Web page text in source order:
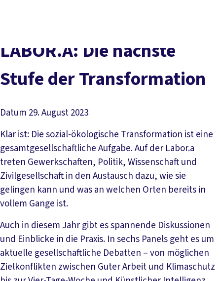
Service
Mitmachen
LABOR.A: Die nächste
Stufe der Transformation
Datum 29. August 2023
Klar ist: Die sozial-ökologische Transformation ist eine
gesamtgesellschaftliche Aufgabe. Auf der Labor.a
treten Gewerkschaften, Politik, Wissenschaft und
Zivilgesellschaft in den Austausch dazu, wie sie
gelingen kann und was an welchen Orten bereits in
vollem Gange ist.
Auch in diesem Jahr gibt es spannende Diskussionen
und Einblicke in die Praxis. In sechs Panels geht es um
aktuelle gesellschaftliche Debatten – von möglichen
Zielkonflikten zwischen Guter Arbeit und Klimaschutz